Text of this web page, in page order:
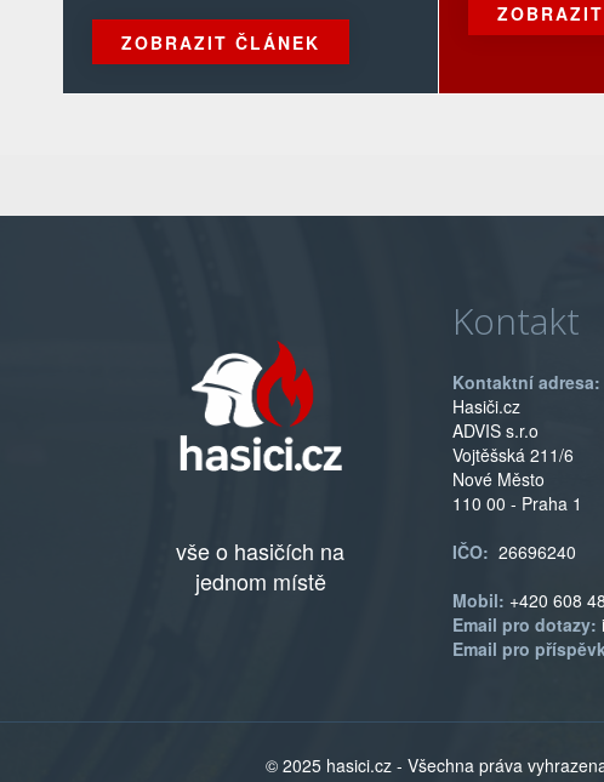
ZOBRAZIT ČLÁNEK
vše o hasičích na
jednom místě
Kontakt
Kontaktní adresa:
Hasiči.cz
ADVIS s.r.o
Vojtěšská 211/6
Nové Město
110 00 - Praha 1
IČO: 26696240
Mobil: +420 608
Email pro dotazy:
Email pro
© 2025 hasici.cz - Všechna práva